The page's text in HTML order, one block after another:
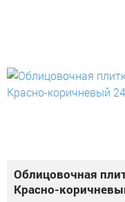
Облицовочная
Красно-